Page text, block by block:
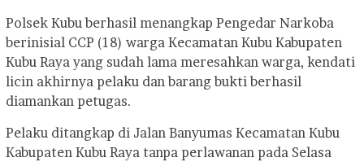
Polsek Kubu berhasil menangkap Pengedar Narkoba
berinisial CCP (18) warga Kecamatan Kubu Kabupaten
Kubu Raya yang sudah lama meresahkan warga, kendati
licin akhirnya pelaku dan barang bukti berhasil
diamankan petugas.
Pelaku ditangkap di Jalan Banyumas Kecamatan Kubu
Kabupaten Kubu Raya tanpa perlawanan pada Selasa